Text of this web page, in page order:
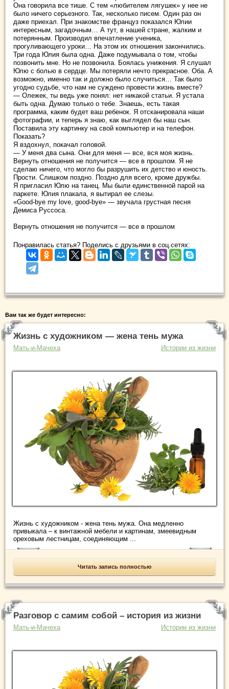
Она говорила все тише. С тем «любителем лягушек» у нее не
было ничего серьезного. Так, несколько писем. Один раз он
даже приехал. При знакомстве француз показался Юлии
интересным, загадочным… А тут, в нашей стране, жалким и
потерянным. Производил впечатление ученика,
прогуливающего уроки… На этом их отношения закончились.
Три года Юлия была одна. Даже подумывала о том, чтобы
позвонить мне. Но не позвонила. Боялась унижения. Я слушал
Юлю с болью в сердце. Мы потеряли нечто прекрасное. Оба. А
возможно, именно так и должно было случиться… Так было
угодно судьбе, что нам не суждено провести жизнь вместе?
— Олежек, ты ведь уже понял: нет никакой статьи. Я устала
быть одна. Думаю только о тебе. Знаешь, есть такая
программа, каким будет ваш ребенок. Я отсканировала наши
фотографии, и теперь я знаю, как выглядел бы наш сын.
Поставила эту картинку на свой компьютер и на телефон.
Показать?
Я вздохнул, покачал головой.
— У меня два сына. Они для меня — все, вся моя жизнь.
Вернуть отношения не получится — все в прошлом. Я не
сделаю ничего, что могло бы разрушить их детство и юность.
Прости. Слишком поздно. Поздно для всего, кроме дружбы.
Я пригласил Юлю на танец. Мы были единственной парой на
паркете. Юлия плакала, я вытирал ее слезы.
«Good-bye my love, good-bye» — звучала грустная песня
Демиса Руссоса.
Вернуть отношения не получится — все в прошлом
Понравилась статья? Поделись с друзьями в соц.сетях:
Вам так же будет интересно:
Жизнь с художником — жена тень мужа
Мать-и-Мачеха Истории из жизни
Жизнь с художником - жена тень мужа. Она медленно
привыкала – к винтажной мебели и картинам, змеевидным
ореховым лестницам, соединяющим ...
Читать запись полностью
Разговор с самим собой – история из жизни
Мать-и-Мачеха Истории из жизни